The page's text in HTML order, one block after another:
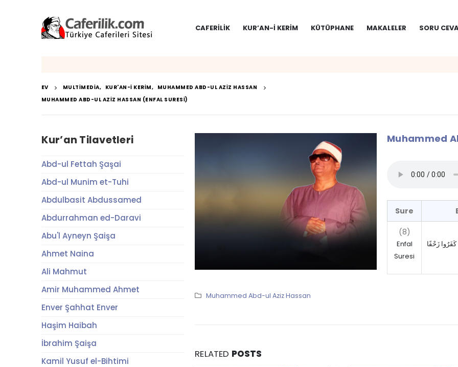
CAFERILIK KUR’AN-I KERIM KÜTÜPHANE MAKALELER SORU
EV MULTIMEDIA, KUR'AN-I KERIM, MUHAMMED ABD-UL AZIZ HASSAN
MUHAMMED ABD-UL AZIZ HASSAN (ENFAL SURESI)
Muhammed
Sure
(8)
Enfal
Suresi
كَفَرُوا زَحْفًا
Muhammed Abd-ul Aziz Hassan
RELATED POSTS
Kur’an Tilavetleri
Abd-ul Fettah Şaşai
Abd-ul Munim et-Tuhi
Abdulbasit Abdussamed
Abdurrahman ed-Daravi
Abu'l Ayneyn Şaişa
Ahmet Naina
Ali Mahmut
Amir Muhammed Ahmet
Enver Şahhat Enver
Haşim Haibah
İbrahim Şaişa
Kamil Yusuf el-Bihtimi